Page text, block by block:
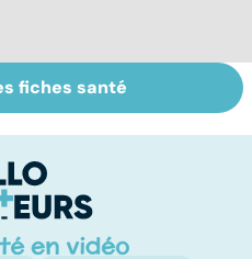
Compléments
alimentaires :
dangereux ?
fiches santé